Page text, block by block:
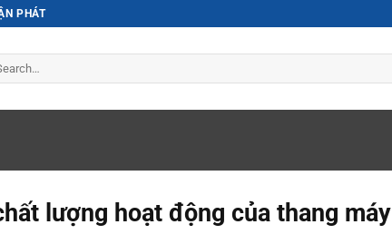
PHÁT
lượng hoạt động của thang máy